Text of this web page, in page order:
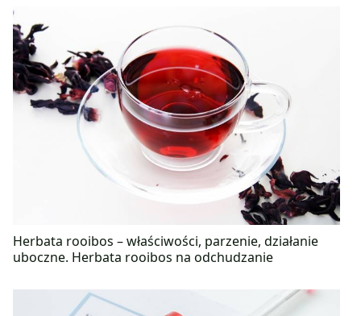
Herbata rooibos – właściwości, parzenie, działanie
uboczne. Herbata rooibos na odchudzanie